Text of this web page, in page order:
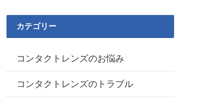
カテゴリー
コンタクトレンズのお悩み
コンタクトレンズのトラブル